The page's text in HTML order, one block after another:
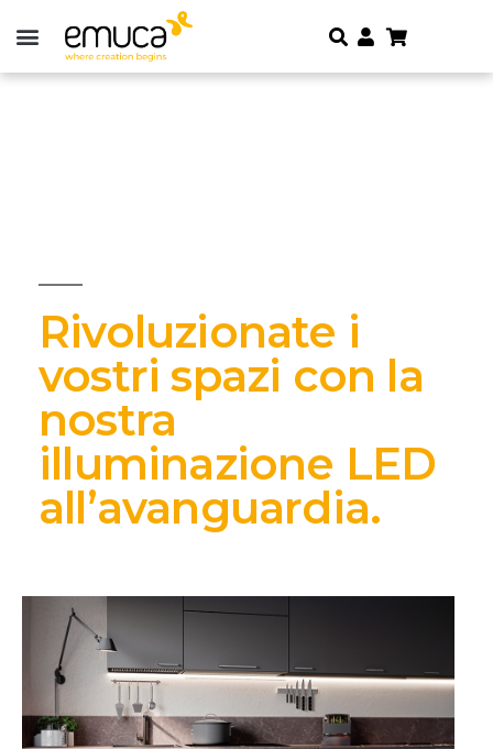
Rivoluzionate i
vostri spazi con la
nostra
illuminazione LED
all’avanguardia.